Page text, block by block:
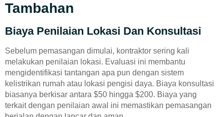
Tambahan
Biaya Penilaian Lokasi Dan Konsultasi
Sebelum pemasangan dimulai, kontraktor sering kali
melakukan penilaian lokasi. Evaluasi ini membantu
mengidentifikasi tantangan apa pun dengan sistem
kelistrikan rumah atau lokasi pengisi daya. Biaya konsultasi
biasanya berkisar antara $50 hingga $200. Biaya yang
terkait dengan penilaian awal ini memastikan pemasangan